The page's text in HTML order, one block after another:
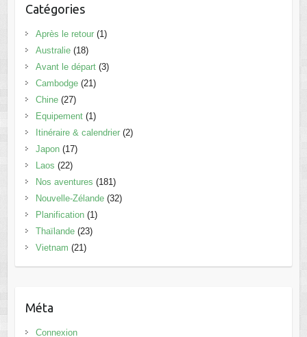
Catégories
Après le retour(1)
Australie(18)
Avant le départ(3)
Cambodge(21)
Chine(27)
Equipement(1)
Itinéraire & calendrier(2)
Japon(17)
Laos (22)
Nos aventures (181)
Nouvelle-Zélande(32)
Planification(1)
Thaïlande(23)
Vietnam (21)
Méta
Connexion